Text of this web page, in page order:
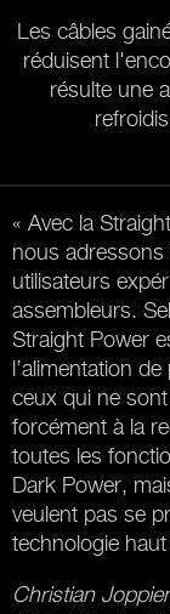
Les câbles
réduisent
résulte une
« Avec la
nous adressons
utilisateurs
assembleurs.
Straight Power
l’alimentation
ceux qui ne
forcément à la
toutes les
Dark Power,
veulent pas se
technologie
Christian